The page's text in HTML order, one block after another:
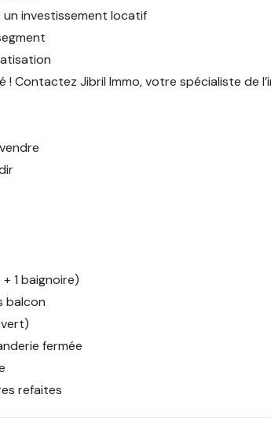
investissement locatif
Contactez Jibril Immo, votre spécialiste de
1 baignoire)
balcon
fermée
refaites